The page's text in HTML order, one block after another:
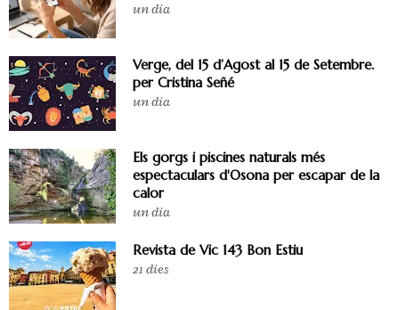
un dia
Verge, del 15 d’Agost al 15 de Setembre.
per Cristina Señé
un dia
Els gorgs i piscines naturals més
espectaculars d'Osona per escapar de la
calor
un dia
Revista de Vic 143 Bon Estiu
21 dies